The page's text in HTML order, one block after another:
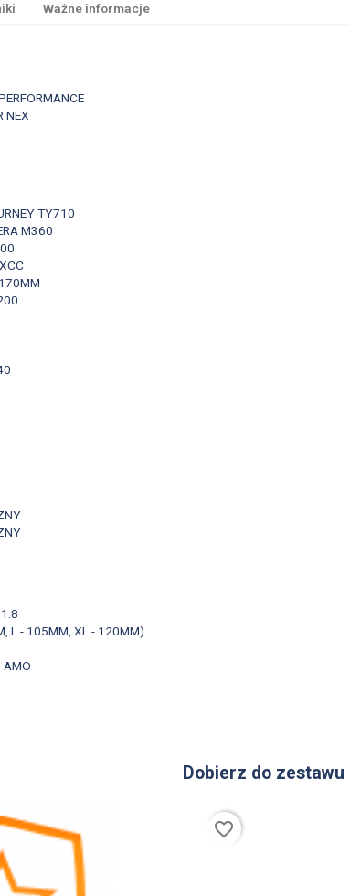
Ważne informacje
NEX
TY710
M360
L - 105MM, XL - 120MM)
AMO
Dobierz do zestawu
favorite_border